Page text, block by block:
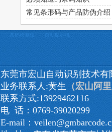
常见条形码与产品防伪介绍
条码检测仪 自动贴标机
东莞市宏山自动识别技术有
业务联系人:黄生 （宏山阿
联系方式:13929462116
电 话：0769-39020299
E-mail：